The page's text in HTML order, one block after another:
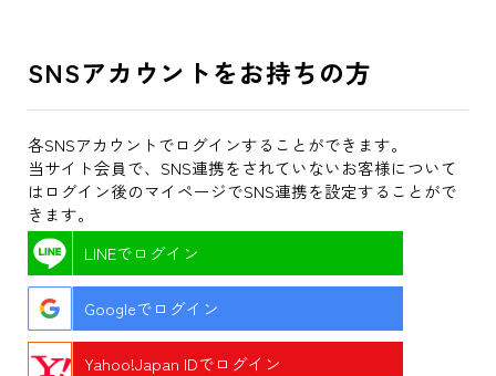
SNSアカウントをお持ちの方
各SNSアカウントでログインすることができます。
当サイト会員で、SNS連携をされていないお客様について
はログイン後のマイページでSNS連携を設定することがで
きます。
LINEでログイン
Googleでログイン
Yahoo!Japan IDでログイン